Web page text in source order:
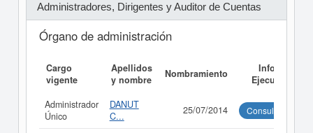
Administradores, Dirigentes y Auditor de Cuentas
Órgano de administración
Cargo
vigente
Apellidos
y nombre
Nombramiento
Informe
Ejecutivo
Administrador
Único
DANUT
C...
25/07/2014 Consultar